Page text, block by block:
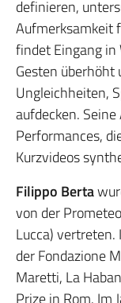
definieren,
Aufmerksamkeit
findet Eingang in
Gesten überhöht
Ungleichheiten,
aufdecken.
Performances,
Kurzvideos
Filippo Berta
von der
Lucca)
der Fondazione
Maretti, La
Prize in Rom. Im